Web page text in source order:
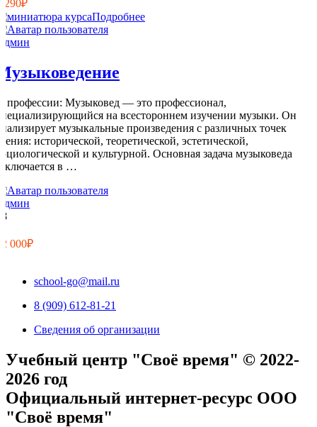
290₽
Подробнее
профессии: Музыковед — это профессионал,
на всестороннем изучении музыки. Он
музыкальные произведения с различных точек
исторической, теоретической, эстетической,
и культурной. Основная задача музыковеда
в …
000₽
school-go@mail.ru
8 (909) 612-81-21
Сведения об организации
Учебный центр "Своё время" © 2022-
2026 год
Официальный интернет-ресурс ООО
"Своё время"